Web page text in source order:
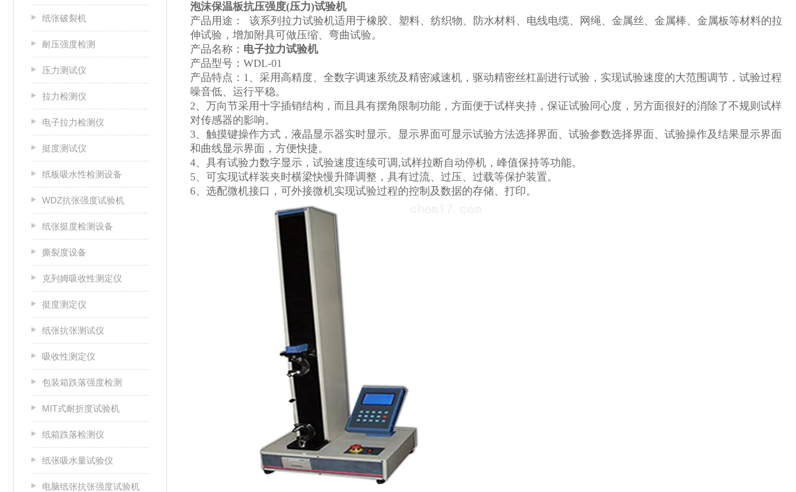
纸张破裂机
耐压强度检测
压力测试仪
拉力检测仪
电子拉力检测仪
挺度测试仪
纸板吸水性检测设备
WDZ抗张强度试验机
纸张挺度检测设备
撕裂度设备
克列姆吸收性测定仪
挺度测定仪
纸张抗张测试仪
吸收性测定仪
包装箱跌落强度检测
MIT式耐折度试验机
纸箱跌落检测仪
纸张吸水量试验仪
电脑纸张抗张强度试验机
泡沫保温板抗压强度(压力)试验机
产品用途： 该系列拉力试验机适用于橡胶、塑料、纺织物、防水材料、电线电缆、网绳、金属丝、金属棒、金属板等材料的拉
伸试验，增加附具可做压缩、弯曲试验。
产品名称： 电子拉力试验机
产品型号：WDL-01
产品特点：1、采用高精度、全数字调速系统及精密减速机，驱动精密丝杠副进行试验，实现试验速度的大范围调节，试验过程
噪音低、运行平稳。
2、万向节采用十字插销结构，而且具有摆角限制功能，方面便于试样夹持，保证试验同心度，另方面很好的消除了不规则试样
对传感器的影响。
3、触摸键操作方式，液晶显示器实时显示。显示界面可显示试验方法选择界面、试验参数选择界面、试验操作及结果显示界面
和曲线显示界面，方便快捷。
4、具有试验力数字显示，试验速度连续可调,试样拉断自动停机，峰值保持等功能。
5、可实现试样装夹时横梁快慢升降调整，具有过流、过压、过载等保护装置。
6、选配微机接口，可外接微机实现试验过程的控制及数据的存储、打印。